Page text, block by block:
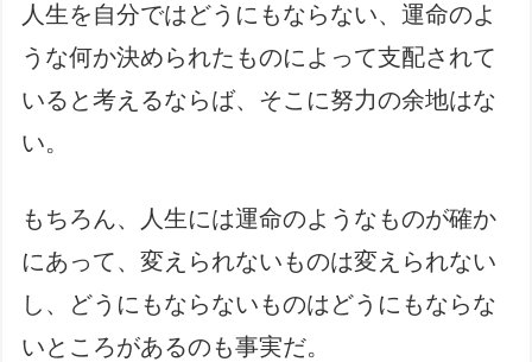
人生を自分ではどうにもならない、運命のよ
うな何か決められたものによって支配されて
いると考えるならば、そこに努力の余地はな
い。
もちろん、人生には運命のようなものが確か
にあって、変えられないものは変えられない
し、どうにもならないものはどうにもならな
いところがあるのも事実だ。